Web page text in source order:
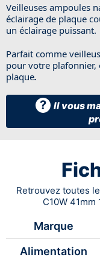
Veilleuses ampoules
éclairage de plaque
un éclairage puissant.
Parfait comme
pour votre plafonnier,
plaque.
? Il vous
Retrouvez toutes
C10W
Marque
Alimentation